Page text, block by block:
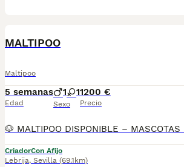
MALTIPOO
Maltipoo
5 semanas
Edad
1 1
Sexo
1200 €
Precio
CriadorCon Afijo
Lebrija, Sevilla (69.1km)